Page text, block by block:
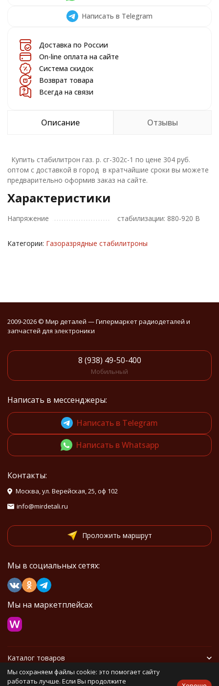
Написать в Telegram
Доставка по России
On-line оплата на сайте
Система скидок
Возврат товара
Всегда на связи
Описание Отзывы
Купить стабилитрон газ. р. сг-302с-1 по цене 304 руб.
оптом с доставкой в город в кратчайшие сроки вы можете
предварительно оформив заказ на сайте.
Характеристики
Напряжение стабилизации: 880-920 В
Категории: Газоразрядные стабилитроны
2009-2026 © Мир деталей — Гипермаркет радиодеталей и
запчастей для электроники
8 (938) 49-50-400
Мобильный
Написать в мессенджеры:
Написать в Telegram
Написать в Whatsapp
Контакты:
Москва, ул. Верейская, 25, оф 102
info@mirdetali.ru
Проложить маршрут
Мы в социальных сетях:
Мы на маркетплейсах
Каталог товаров
Информация
Мы сохраняем файлы cookie: это помогает сайту
работать лучше. Если Вы продолжите